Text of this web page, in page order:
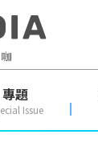
專題
Issue